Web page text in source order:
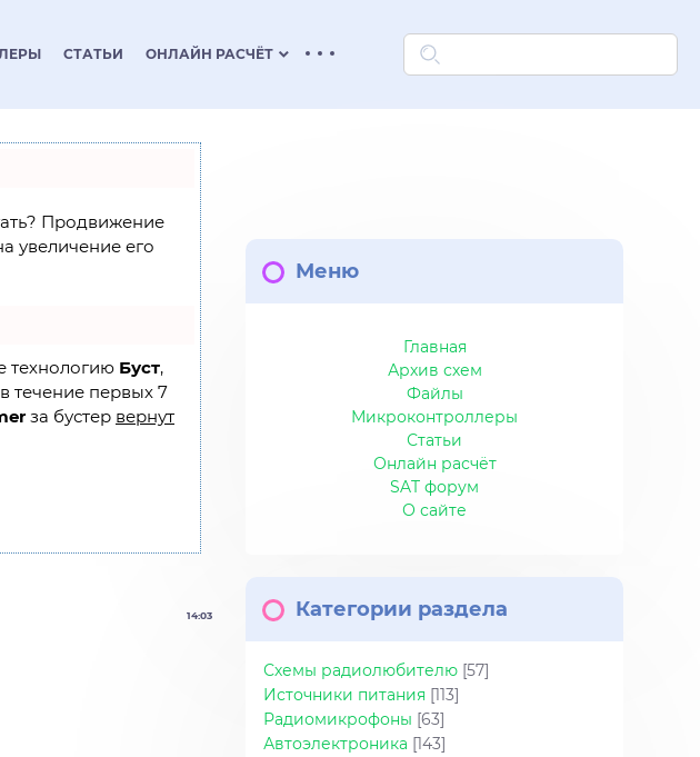
СТАТЬИ ОНЛАЙН РАСЧЁТ keyboard_arrow_down
Продвижение
увеличение его
технологию Буст,
течение первых 7
за бустер вернут
14:03
Меню
Главная
Архив схем
Файлы
Микроконтроллеры
Статьи
Онлайн расчёт
SAT форум
О сайте
Категории раздела
Схемы радиолюбителю [57]
Источники питания [113]
Радиомикрофоны [63]
Автоэлектроника [143]